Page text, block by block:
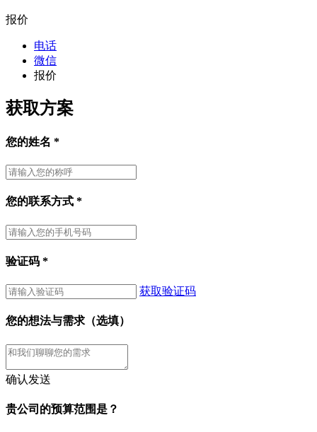
报价
电话
微信
报价
获取方案
您的姓名 *
您的联系方式 *
验证码 *
获取验证码
您的想法与需求（选填）
确认发送
贵公司的预算范围是？